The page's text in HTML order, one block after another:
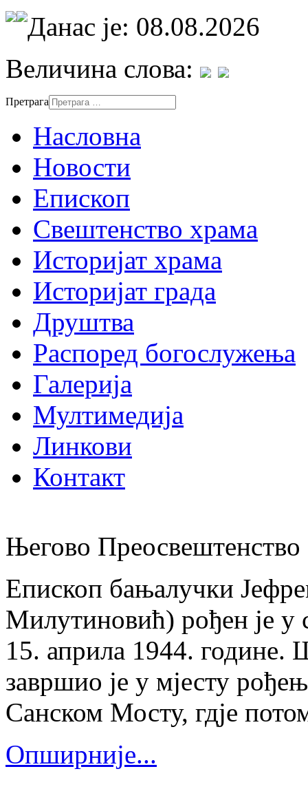
Данас је: 08.08.2026
Величина слова:
Претрага
Насловна
Новости
Епископ
Свештенство храма
Историјат храма
Историјат града
Друштва
Распоред богослужења
Галерија
Мултимедија
Линкови
Контакт
Његово
Епископ бањалучки
Милутиновић) рођен је у
15. априла 1944. године.
завршио је у мјесту
Санском Мосту, гдје
Опширније...